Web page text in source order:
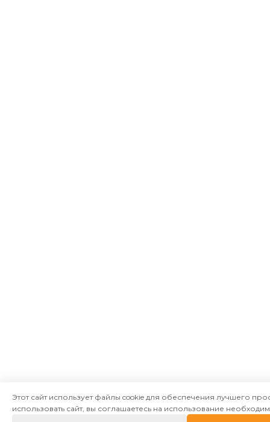
Этот сайт использует файлы cookie для обеспечения лучшего
использовать сайт, вы соглашаетесь на использование